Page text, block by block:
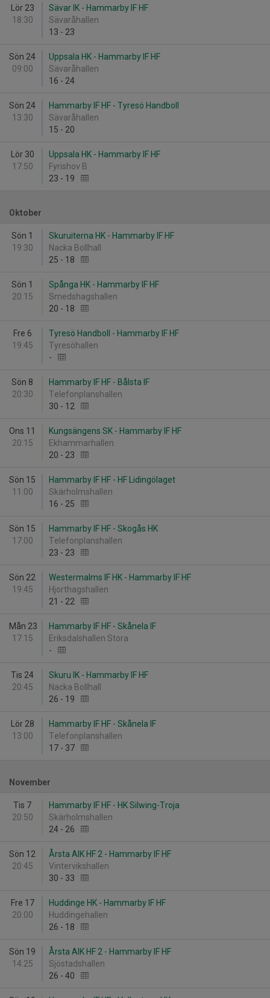
Lör 23
18:30
Sävar IK - Hammarby IF HF
Sävaråhallen
13 - 23
Sön 24
09:00
Uppsala HK - Hammarby IF HF
Sävaråhallen
16 - 24
Sön 24
13:30
Hammarby IF HF - Tyresö Handboll
Sävaråhallen
15 - 20
Lör 30
17:50
Uppsala HK - Hammarby IF HF
Fyrishov B
23 - 19
Oktober
Sön 1
19:30
Skuruiterna HK - Hammarby IF HF
Nacka Bollhall
25 - 18
Sön 1
20:15
Spånga HK - Hammarby IF HF
Smedshagshallen
20 - 18
Fre 6
19:45
Tyresö Handboll - Hammarby IF HF
Tyresöhallen
-
Sön 8
20:30
Hammarby IF HF - Bålsta IF
Telefonplanshallen
30 - 12
Ons 11
20:15
Kungsängens SK - Hammarby IF HF
Ekhammarhallen
20 - 23
Sön 15
11:00
Hammarby IF HF - HF Lidingölaget
Skärholmshallen
16 - 25
Sön 15
17:00
Hammarby IF HF - Skogås HK
Telefonplanshallen
23 - 23
Sön 22
19:45
Westermalms IF HK - Hammarby IF HF
Hjorthagshallen
21 - 22
Mån 23
17:15
Hammarby IF HF - Skånela IF
Eriksdalshallen Stora
-
Tis 24
20:45
Skuru IK - Hammarby IF HF
Nacka Bollhall
26 - 19
Lör 28
13:00
Hammarby IF HF - Skånela IF
Telefonplanshallen
17 - 37
November
Tis 7
20:50
Hammarby IF HF - HK Silwing-Troja
Skärholmshallen
24 - 26
Sön 12
20:45
Årsta AIK HF 2 - Hammarby IF HF
Vintervikshallen
30 - 33
Fre 17
20:00
Huddinge HK - Hammarby IF HF
Huddingehallen
26 - 18
Sön 19
14:25
Årsta AIK HF 2 - Hammarby IF HF
Sjöstadshallen
26 - 40